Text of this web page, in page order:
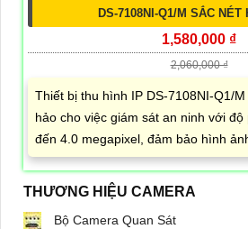
DS-7108NI-Q1/M SẮC NÉT
1,580,000 ₫
2,060,000 ₫
Thiết bị thu hình IP DS-7108NI-Q1/
hảo cho việc giám sát an ninh với độ
đến 4.0 megapixel, đảm bảo hình
THƯƠNG HIỆU CAMERA
Bộ Camera Quan Sát